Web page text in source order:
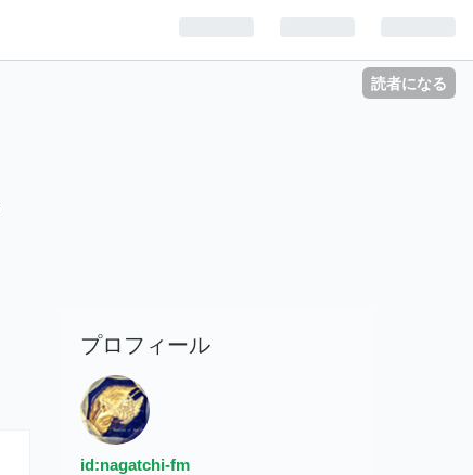
読者になる
プロフィール
id:nagatchi-fm